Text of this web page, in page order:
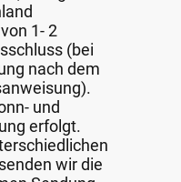
1- 2
(bei
nach dem
und
erfolgt.
wir die